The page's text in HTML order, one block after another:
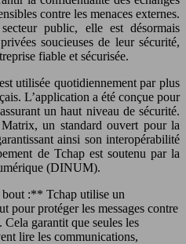
contre les menaces externes.
public, elle est désormais
soucieuses de leur sécurité,
fiable et sécurisée.
utilisée quotidiennement par plus
L’application a été conçue pour
un haut niveau de sécurité.
un standard ouvert pour la
ainsi son interopérabilité
de Tchap est soutenu par la
(DINUM).
:** Tchap utilise un
pour protéger les messages contre
garantit que seules les
lire les communications,